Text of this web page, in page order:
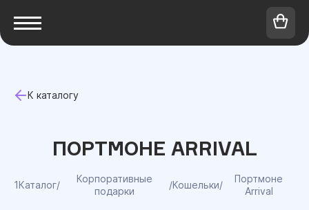
К каталогу
ПОРТМОНЕ ARRIVAL
1Каталог/
Корпоративные
подарки
/Кошельки/
Портмоне
Arrival